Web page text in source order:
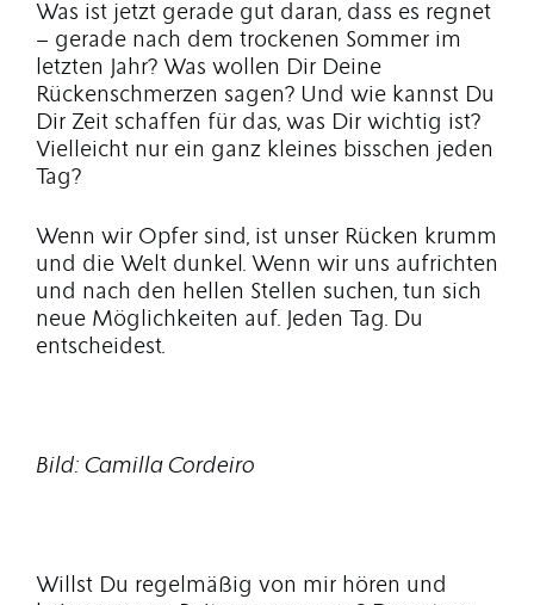
Was ist jetzt gerade gut daran, dass es regnet
– gerade nach dem trockenen Sommer im
letzten Jahr? Was wollen Dir Deine
Rückenschmerzen sagen? Und wie kannst Du
Dir Zeit schaffen für das, was Dir wichtig ist?
Vielleicht nur ein ganz kleines bisschen jeden
Tag?
Wenn wir Opfer sind, ist unser Rücken krumm
und die Welt dunkel. Wenn wir uns aufrichten
und nach den hellen Stellen suchen, tun sich
neue Möglichkeiten auf. Jeden Tag. Du
entscheidest.
Bild: Camilla Cordeiro
Willst Du regelmäßig von mir hören und